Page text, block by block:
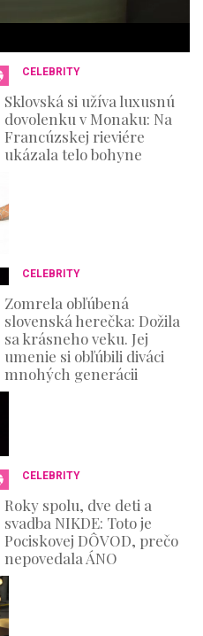
CELEBRITY
Sklovská si užíva luxusnú
dovolenku v Monaku: Na
Francúzskej rieviére
ukázala telo bohyne
CELEBRITY
Zomrela obľúbená
slovenská herečka: Dožila
sa krásneho veku. Jej
umenie si obľúbili diváci
mnohých generácii
CELEBRITY
Roky spolu, dve deti a
svadba NIKDE: Toto je
Pociskovej DÔVOD, prečo
nepovedala ÁNO